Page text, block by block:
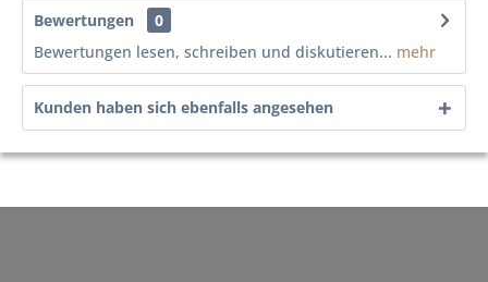
Bewertungen
0
Bewertungen lesen, schreiben und diskutieren... mehr
Kunden haben sich ebenfalls angesehen